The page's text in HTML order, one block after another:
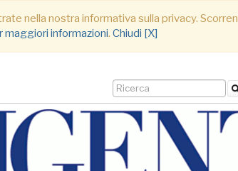
nella nostra informativa sulla privacy.
maggiori informazioni. Chiudi [X]